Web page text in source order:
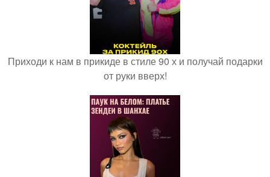
Приходи к нам в прикиде в стиле 90 х и получай подарки
от руки вверх!